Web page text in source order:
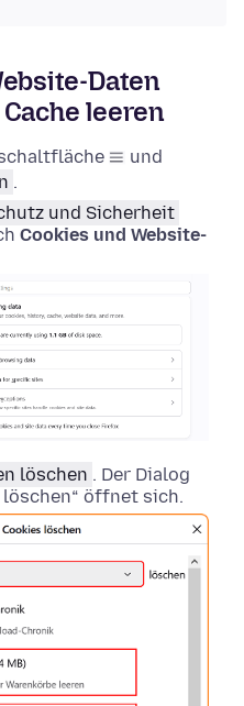
Daten
leeren
und
.
und Sicherheit
Cookies und Website-
löschen . Der Dialog
löschen“ öffnet sich.